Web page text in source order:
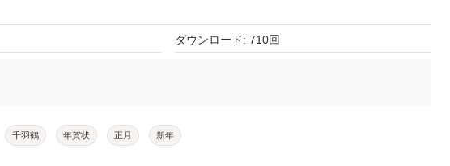
ダウンロード: 710回
千羽鶴 年賀状 正月 新年